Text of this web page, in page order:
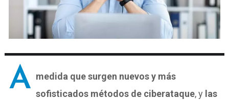
A medida que surgen nuevos y más
sofisticados métodos de ciberataque, y las